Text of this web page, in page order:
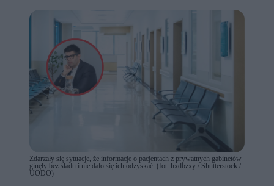
Zdarzały się sytuacje, że informacje o pacjentach z prywatnych gabinetów
ginęły bez śladu i nie dało się ich odzyskać. (fot. hxdbzxy / Shutterstock /
UODO)